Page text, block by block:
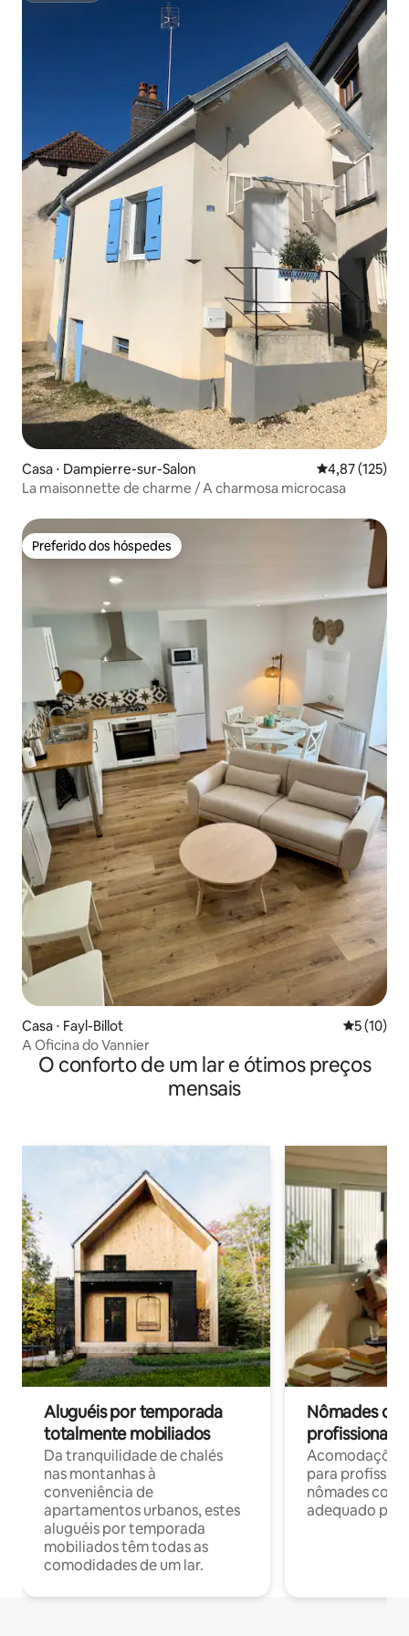
Casa ⋅ Dampierre-sur-Salon 4,87 de uma
4,87 (125)
La maisonnette de charme / A charmosa microcasa
Preferido dos hóspedes
Preferido dos hóspedes
Casa ⋅ Fayl-Billot 5 de uma
5 (10)
A Oficina do Vannier
O conforto de um lar e ótimos preços
mensais
Aluguéis por temporada
totalmente mobiliados
Da tranquilidade de chalés
nas montanhas à
conveniência de
apartamentos urbanos, estes
aluguéis por temporada
mobiliados têm todas as
comodidades de um lar.
Nômades
profissionais
para
nômades com
adequado